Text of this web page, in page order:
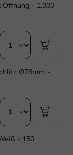
- 1.000
Ø78mm -
- 150